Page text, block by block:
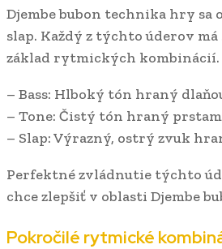
Djembe bubon technika hry sa
slap. Každý z týchto úderov
základ rytmických kombinácií.
– Bass: Hlboký tón hraný
– Tone: Čistý tón hraný
– Slap: Výrazný, ostrý zvuk
Perfektné zvládnutie týchto
chce zlepšiť v oblasti Djembe
Pokročilé rytmické